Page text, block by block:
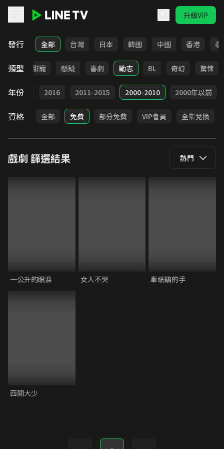
升級VIP
LINE TV - 戲劇
發行 全部 台灣 日本 韓國 中國 香港 泰
類型
改編 甜寵 懸疑 喜劇 勵志 BL 奇幻 驚悚
年份
2017 2016 2011-2015 2000-2010 2000年以前
資格 全部 免費 部分免費 VIP會員 全集兌換
戲劇 篩選結果 熱門
一公升的眼淚 女人不哭 牽紙鷂的手
西關大少